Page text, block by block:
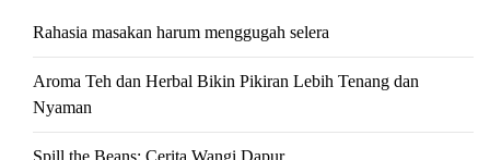
Rahasia masakan harum menggugah selera
Aroma Teh dan Herbal Bikin Pikiran Lebih Tenang dan
Nyaman
Spill the Beans: Cerita Wangi Dapur